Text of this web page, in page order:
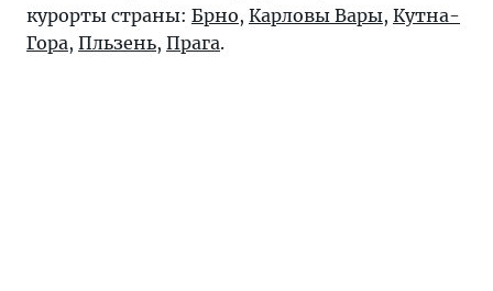
курорты страны: Брно, Карловы Вары, Кутна-
Гора, Пльзень, Прага.